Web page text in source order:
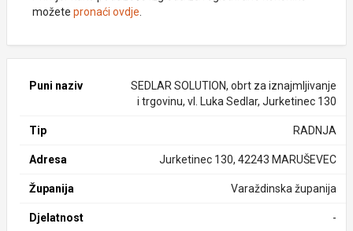
možete pronaći ovdje
Puni naziv
SEDLAR SOLUTION, obrt za iznajmljivanje
i trgovinu, vl. Luka Sedlar, Jurketinec 130
Tip RADNJA
Adresa Jurketinec 130, 42243 MARUŠEVEC
Županija Varaždinska županija
Djelatnost -